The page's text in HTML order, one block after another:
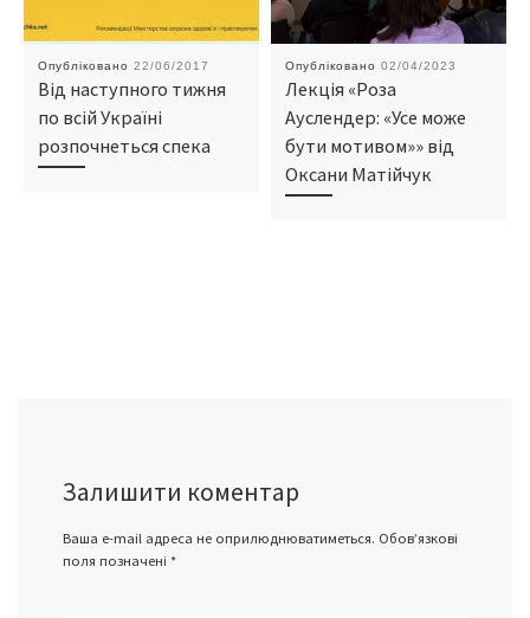
Опубліковано 22/06/2017
Від наступного тижня
по всій Україні
розпочнеться спека
Опубліковано 02/04/2023
Лекція «Роза
Ауслендер: «Усе може
бути мотивом»» від
Оксани Матійчук
Залишити коментар
Ваша e-mail адреса не оприлюднюватиметься. Обов’язкові
поля позначені *